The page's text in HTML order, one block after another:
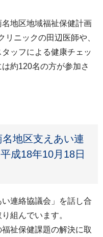
地区地域福祉保健計画
ニックの田辺医師や、
ッフによる健康チェッ
約120名の方が参加さ
名地区支えあい連
成18年10月18日
連絡協議会」を話し合
組んでいます。
祉保健課題の解決に取